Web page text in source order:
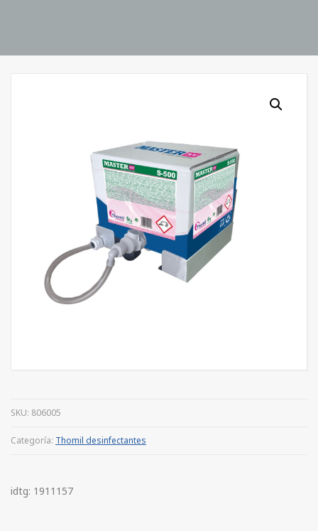
SKU: 806005
Categoría: Thomil desinfectantes
idtg: 1911157